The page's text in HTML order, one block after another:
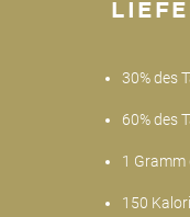
30% des
60% des
1
150